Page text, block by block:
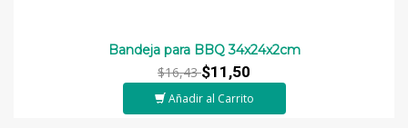
Bandeja para BBQ 34x24x2cm
$16,43$11,50
Añadir al Carrito